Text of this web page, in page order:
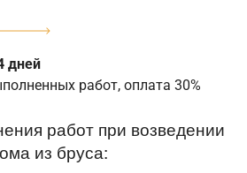
дней
работ, оплата 30%
работ при возведении
из бруса: